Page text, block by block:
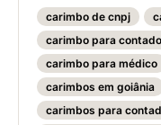
carimbo de cnpj
carimbo para
carimbo para médico
carimbos em goiânia
carimbos para